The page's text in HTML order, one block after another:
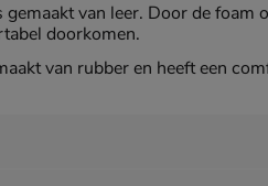
gemaakt van leer. Door de foam
doorkomen.
van rubber en heeft een